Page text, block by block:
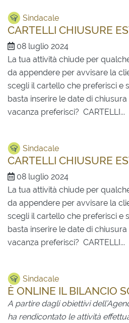
Sindacale
CARTELLI CHIUSURE
08 luglio 2024
La tua attività chiude per
da appendere per avvisare la
scegli il cartello che preferisci e
basta inserire le date di
vacanza preferisci? CARTELLI...
Sindacale
CARTELLI CHIUSURE
08 luglio 2024
La tua attività chiude per
da appendere per avvisare la
scegli il cartello che preferisci e
basta inserire le date di
vacanza preferisci? CARTELLI...
Sindacale
È ONLINE IL BILANCIO
A partire dagli obiettivi
ha rendicontato le attività